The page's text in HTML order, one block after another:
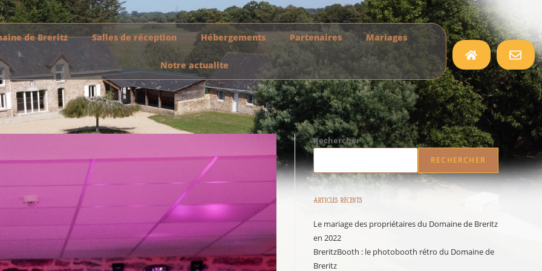
de Breritz Salles de réception Hébergements Partenaires Mariages
Notre actualite
Rechercher
RECHERCHER
Articles récents
Le mariage des propriétaires du Domaine de Breritz
en 2022
BreritzBooth : le photobooth rétro du Domaine de
Breritz